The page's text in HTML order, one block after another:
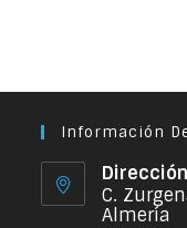
Información
C.
Almería